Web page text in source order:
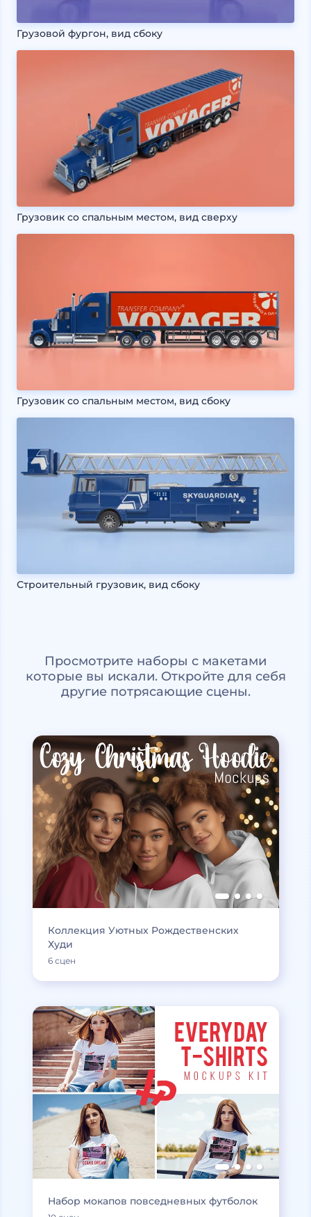
Грузовой фургон, вид сбоку
Грузовик со спальным местом, вид сверху
Грузовик со спальным местом, вид сбоку
Строительный грузовик, вид сбоку
Просмотрите наборы с макетами
которые вы искали. Откройте для себя
другие потрясающие сцены.
Коллекция Уютных Рождественских
Худи
6 сцен
Набор мокапов повседневных футболок